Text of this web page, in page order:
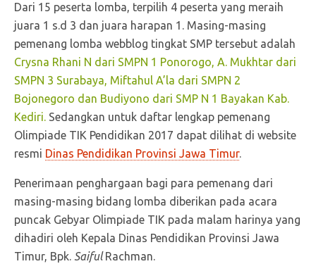
Dari 15 peserta lomba, terpilih 4 peserta yang meraih
juara 1 s.d 3 dan juara harapan 1. Masing-masing
pemenang lomba webblog tingkat SMP tersebut adalah
Crysna Rhani N dari SMPN 1 Ponorogo, A. Mukhtar dari
SMPN 3 Surabaya, Miftahul A’la dari SMPN 2
Bojonegoro dan Budiyono dari SMP N 1 Bayakan Kab.
Kediri. Sedangkan untuk daftar lengkap pemenang
Olimpiade TIK Pendidikan 2017 dapat dilihat di website
resmi Dinas Pendidikan Provinsi Jawa Timur.
Penerimaan penghargaan bagi para pemenang dari
masing-masing bidang lomba diberikan pada acara
puncak Gebyar Olimpiade TIK pada malam harinya yang
dihadiri oleh Kepala Dinas Pendidikan Provinsi Jawa
Timur, Bpk. SaifulRachman.